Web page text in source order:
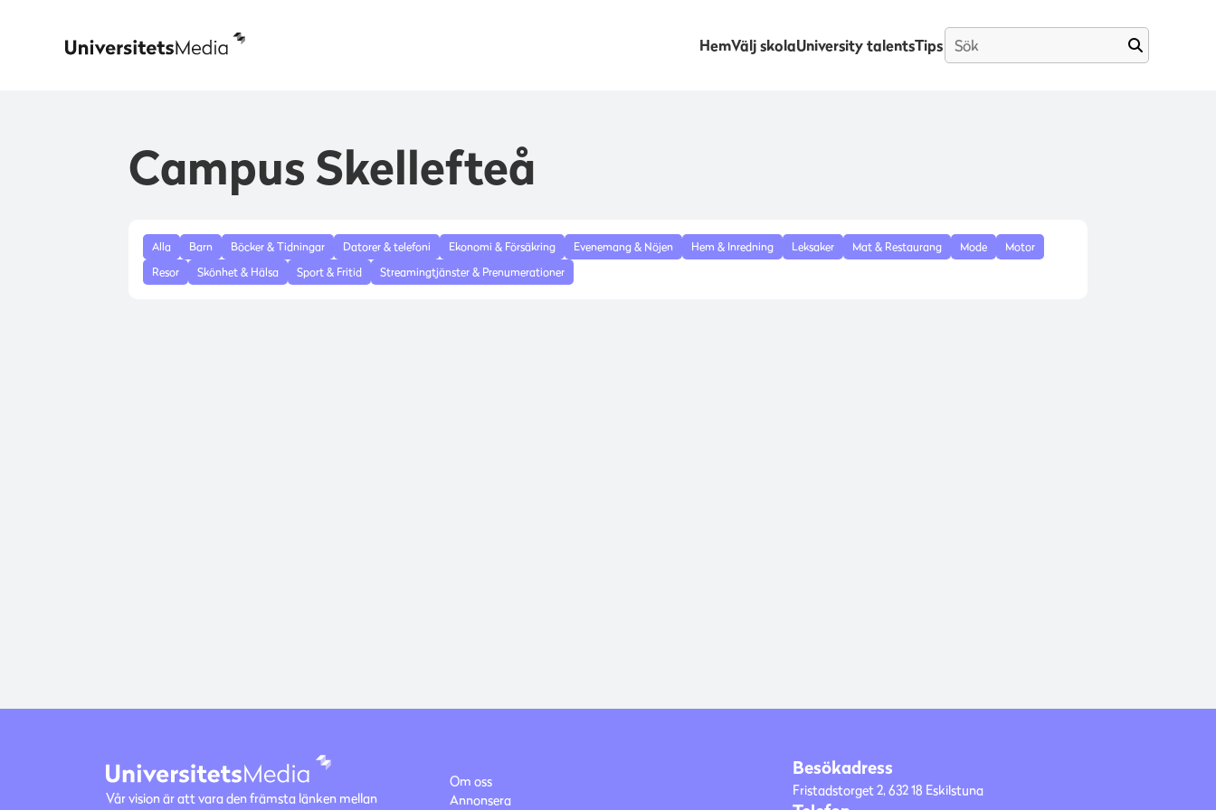
HemVälj skolaUniversity talentsTips
Campus Skellefteå
Alla Barn Böcker & Tidningar Datorer & telefoni Ekonomi & Försäkring Evenemang & Nöjen Hem & Inredning Leksaker Mat & Restaurang Mode
Motor
Resor
Skönhet & Hälsa Sport & Fritid Streamingtjänster & Prenumerationer
Vår vision är att vara den främsta länken mellan
Om oss
Annonsera
Besökadress
Fristadstorget 2, 632 18 Eskilstuna